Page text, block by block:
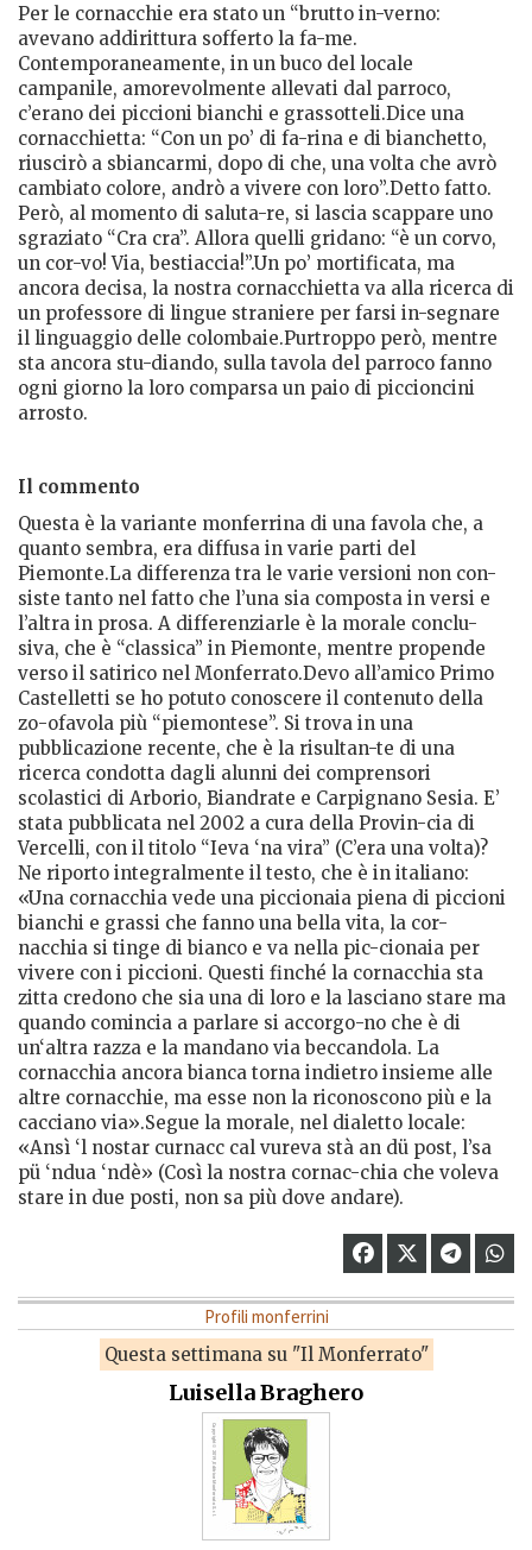
Per le cornacchie era stato un “brutto in-verno:
avevano addirittura sofferto la fa-me.
Contemporaneamente, in un buco del locale
campanile, amorevolmente allevati dal parroco,
c’erano dei piccioni bianchi e grassotteli.Dice una
cornacchietta: “Con un po’ di fa-rina e di bianchetto,
riuscirò a sbiancarmi, dopo di che, una volta che avrò
cambiato colore, andrò a vivere con loro”.Detto fatto.
Però, al momento di saluta-re, si lascia scappare uno
sgraziato “Cra cra”. Allora quelli gridano: “è un corvo,
un cor-vo! Via, bestiaccia!”.Un po’ mortificata, ma
ancora decisa, la nostra cornacchietta va alla ricerca di
un professore di lingue straniere per farsi in-segnare
il linguaggio delle colombaie.Purtroppo però, mentre
sta ancora stu-diando, sulla tavola del parroco fanno
ogni giorno la loro comparsa un paio di piccioncini
arrosto.
Il commento
Questa è la variante monferrina di una favola che, a
quanto sembra, era diffusa in varie parti del
Piemonte.La differenza tra le varie versioni non con-
siste tanto nel fatto che l’una sia composta in versi e
l’altra in prosa. A differenziarle è la morale conclu-
siva, che è “classica” in Piemonte, mentre propende
verso il satirico nel Monferrato.Devo all’amico Primo
Castelletti se ho potuto conoscere il contenuto della
zo-ofavola più “piemontese”. Si trova in una
pubblicazione recente, che è la risultan-te di una
ricerca condotta dagli alunni dei comprensori
scolastici di Arborio, Biandrate e Carpignano Sesia. E’
stata pubblicata nel 2002 a cura della Provin-cia di
Vercelli, con il titolo “Ieva ‘na vira” (C’era una volta)?
Ne riporto integralmente il testo, che è in italiano:
«Una cornacchia vede una piccionaia piena di piccioni
bianchi e grassi che fanno una bella vita, la cor-
nacchia si tinge di bianco e va nella pic-cionaia per
vivere con i piccioni. Questi finché la cornacchia sta
zitta credono che sia una di loro e la lasciano stare ma
quando comincia a parlare si accorgo-no che è di
un‘altra razza e la mandano via beccandola. La
cornacchia ancora bianca torna indietro insieme alle
altre cornacchie, ma esse non la riconoscono più e la
cacciano via».Segue la morale, nel dialetto locale:
«Ansì ‘l nostar curnacc cal vureva stà an dü post, l’sa
pü ‘ndua ‘ndè» (Così la nostra cornac-chia che voleva
stare in due posti, non sa più dove andare).
Profili monferrini
Questa settimana su "Il Monferrato"
Luisella Braghero